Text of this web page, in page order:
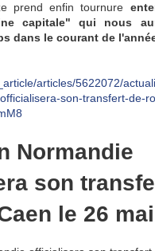
prend enfin tournure
capitale" qui nous
dans le courant de
articles/5622072/
son-transfert-de-
Normandie
son
le 26 mai